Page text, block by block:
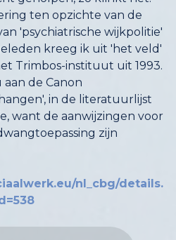
nl_cbg/details.